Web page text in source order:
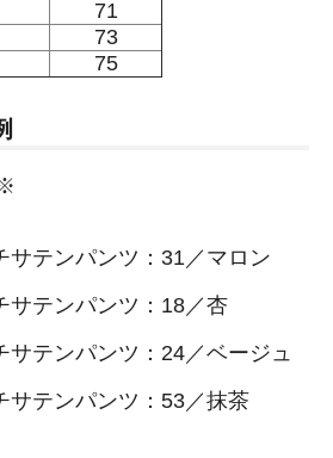
71
73
75
サテンパンツ：31／マロン
サテンパンツ：18／杏
サテンパンツ：24／ベージュ
サテンパンツ：53／抹茶